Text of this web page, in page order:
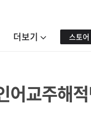
더보기 스토어
어교주해